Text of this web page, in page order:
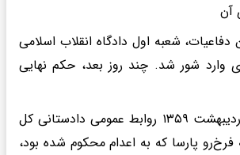
آن
شعبه اول دادگاه انقلاب اسلامی
وارد شور شد. چند روز بعد، حکم نهایی
صبح پنجشنبه ۱۸ اردیبهشت ۱۳۵۹ روابط عمومی دادستانی کل
فرخ‌رو پارسا که به اعدام محکوم شده بود،